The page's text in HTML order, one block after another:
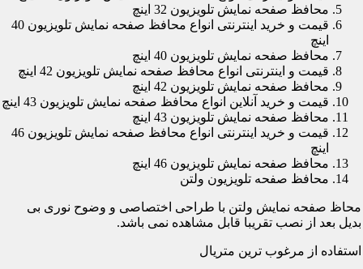
محافظ صفحه نمایش تلویزیون 32 اینچ
قیمت و خرید اینترنتی انواع محافظ صفحه نمایش تلویزیون 40
اینچ
محافظ صفحه نمایش تلویزیون 40 اینچ
قیمت و اینترنتی انواع محافظ صفحه نمایش تلویزیون 42 اینچ
محافظ صفحه نمایش تلویزیون 42 اینچ
قیمت و خرید آنلاین انواع محافظ صفحه نمایش تلویزیون 43 اینچ
محافظ صفحه نمایش تلویزیون 43 اینچ
قیمت و خرید اینترنتی انواع محافظ صفحه نمایش تلویزیون 46
اینچ
محافظ صفحه نمایش تلویزیون 46 اینچ
محافظ صفحه تلویزیون ولتن
محاظ صفحه نمایش ولتن با طراحی اختصاصی و وضوح نوری بی
بدیل بعد از نصب تقریبا قابل مشاهده نمی باشد.
استفاده از مرغوب ترین متریال